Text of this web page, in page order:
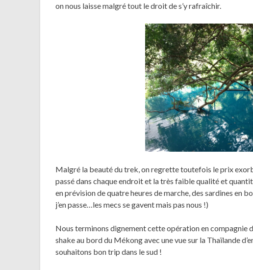
on nous laisse malgré tout le droit de s’y rafraîchir.
Malgré la beauté du trek, on regrette toutefois le prix
passé dans chaque endroit et la très faible qualité et
en prévision de quatre heures de marche, des sardines en
j’en passe…les mecs se gavent mais pas nous !)
Nous terminons dignement cette opération en compagnie
shake au bord du Mékong avec une vue sur la Thaïlande
souhaitons bon trip dans le sud !